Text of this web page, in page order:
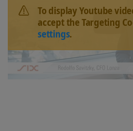
To display Youtube
accept the Targeting
settings.